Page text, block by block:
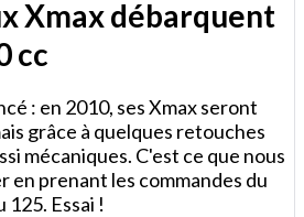
Xmax débarquent
cc
: en 2010, ses Xmax seront
grâce à quelques retouches
mécaniques. C'est ce que nous
en prenant les commandes du
Essai !